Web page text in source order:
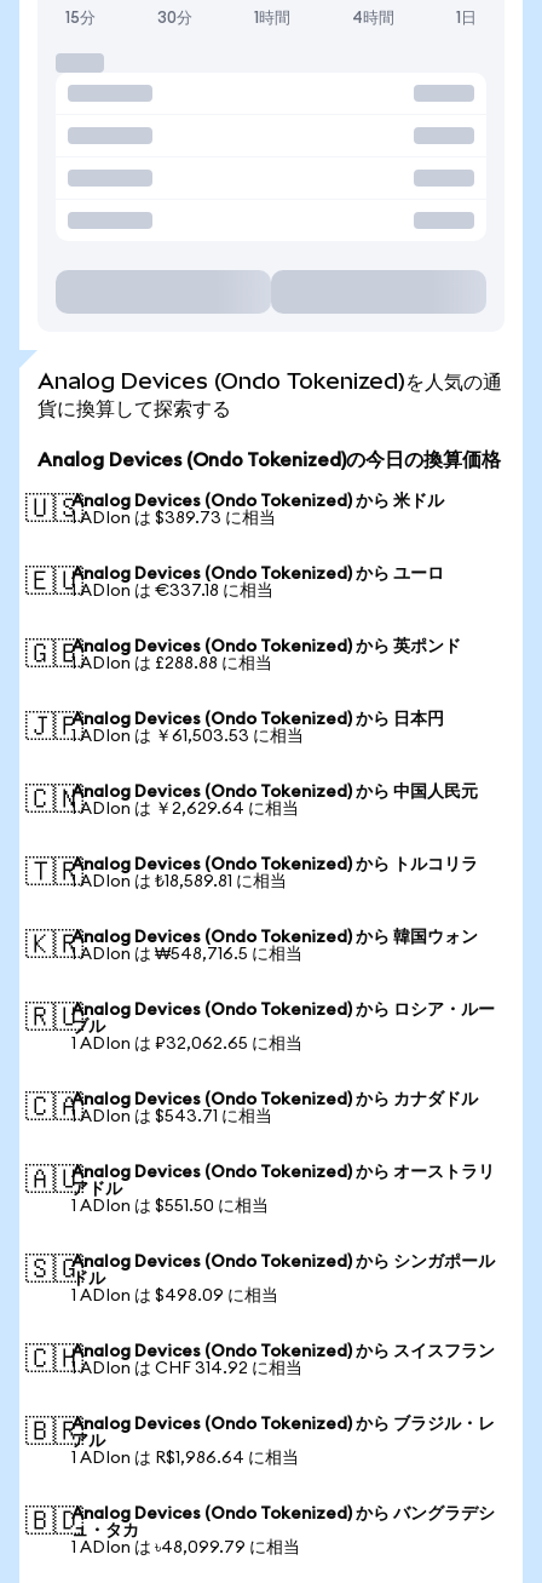
15分 30分 1時間 4時間 1日
Analog Devices (Ondo Tokenized)を人気の通
貨に換算して探索する
Analog Devices (Ondo Tokenized)の今日の換算価格
🇺🇸Analog Devices (Ondo Tokenized) から 米ドル
1 ADIon は $389.73 に相当
🇪🇺Analog Devices (Ondo Tokenized) から ユーロ
1 ADIon は €337.18 に相当
🇬🇧Analog Devices (Ondo Tokenized) から 英ポンド
1 ADIon は £288.88 に相当
🇯🇵Analog Devices (Ondo Tokenized) から 日本円
1 ADIon は ￥61,503.53 に相当
🇨🇳Analog Devices (Ondo Tokenized) から 中国人民元
1 ADIon は ￥2,629.64 に相当
🇹🇷Analog Devices (Ondo Tokenized) から トルコリラ
1 ADIon は ₺18,589.81 に相当
🇰🇷Analog Devices (Ondo Tokenized) から 韓国ウォン
1 ADIon は ₩548,716.5 に相当
🇷🇺Analog Devices (Ondo Tokenized) から ロシア・ルー
ブル
1 ADIon は ₽32,062.65 に相当
🇨🇦Analog Devices (Ondo Tokenized) から カナダドル
1 ADIon は $543.71 に相当
🇦🇺Analog Devices (Ondo Tokenized) から オーストラリ
アドル
1 ADIon は $551.50 に相当
🇸🇬Analog Devices (Ondo Tokenized) から シンガポール
ドル
1 ADIon は $498.09 に相当
🇨🇭Analog Devices (Ondo Tokenized) から スイスフラン
1 ADIon は CHF 314.92 に相当
🇧🇷Analog Devices (Ondo Tokenized) から ブラジル・レ
アル
1 ADIon は R$1,986.64 に相当
🇧🇩Analog Devices (Ondo Tokenized) から バングラデシ
ュ・タカ
1 ADIon は ৳48,099.79 に相当